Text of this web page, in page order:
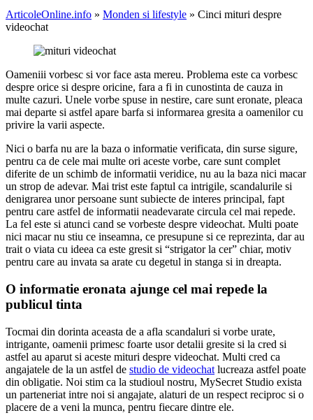
ArticoleOnline.info » Monden si lifestyle » Cinci mituri despre
videochat
Oameniii vorbesc si vor face asta mereu. Problema este ca vorbesc
despre orice si despre oricine, fara a fi in cunostinta de cauza in
multe cazuri. Unele vorbe spuse in nestire, care sunt eronate, pleaca
mai departe si astfel apare barfa si informarea gresita a oamenilor cu
privire la varii aspecte.
Nici o barfa nu are la baza o informatie verificata, din surse sigure,
pentru ca de cele mai multe ori aceste vorbe, care sunt complet
diferite de un schimb de informatii veridice, nu au la baza nici macar
un strop de adevar. Mai trist este faptul ca intrigile, scandalurile si
denigrarea unor persoane sunt subiecte de interes principal, fapt
pentru care astfel de informatii neadevarate circula cel mai repede.
La fel este si atunci cand se vorbeste despre videochat. Multi poate
nici macar nu stiu ce inseamna, ce presupune si ce reprezinta, dar au
trait o viata cu ideea ca este gresit si “strigator la cer” chiar, motiv
pentru care au invata sa arate cu degetul in stanga si in dreapta.
O informatie eronata ajunge cel mai repede la
publicul tinta
Tocmai din dorinta aceasta de a afla scandaluri si vorbe urate,
intrigante, oamenii primesc foarte usor detalii gresite si la cred si
astfel au aparut si aceste mituri despre videochat. Multi cred ca
angajatele de la un astfel de studio de videochat lucreaza astfel poate
din obligatie. Noi stim ca la studioul nostru, MySecret Studio exista
un parteneriat intre noi si angajate, alaturi de un respect reciproc si o
placere de a veni la munca, pentru fiecare dintre ele.